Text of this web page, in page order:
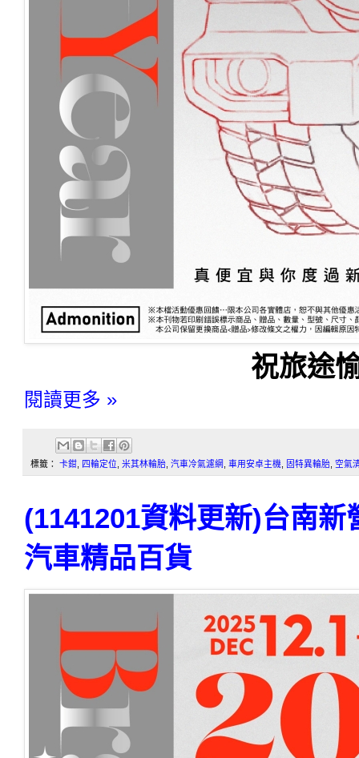
祝旅途
閱讀更多 »
標籤： 卡鉗 四輪定位 米其林輪胎 汽車冷氣濾網 車用安卓主機 固特異輪胎 空氣
(1141201資料更新)台南
汽車精品百貨